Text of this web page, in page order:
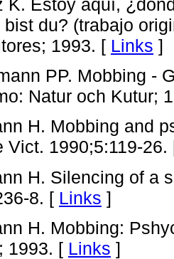
K. Estoy aquí,
bist du? (trabajo
1993. [ Links ]
PP. Mobbing -
Natur och Kutur;
H. Mobbing and
Vict. 1990;5:119-
H. Silencing of a
8. [ Links ]
H. Mobbing:
1993. [ Links ]